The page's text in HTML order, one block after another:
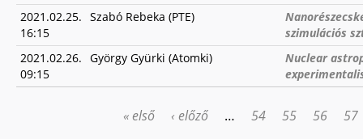
2021.02.25.
16:15
Szabó Rebeka (PTE)
szimulációs
2021.02.26.
09:15
György Gyürki (Atomki)
Nuclear
« első ‹ előző … 54 55 56 57